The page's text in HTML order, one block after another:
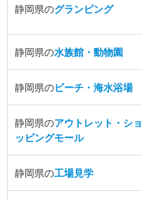
静岡県のグランピング
静岡県の水族館・動物園
静岡県のビーチ・海水浴場
静岡県のアウトレット・ショ
ッピングモール
静岡県の工場見学